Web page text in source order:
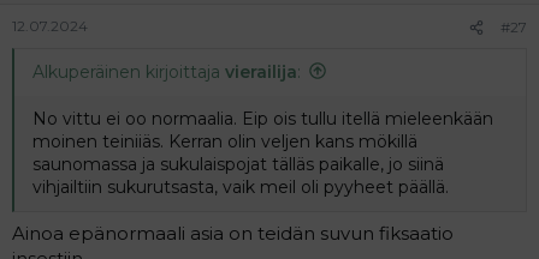
12.07.2024 #27
Alkuperäinen kirjoittaja vierailija:
No vittu ei oo normaalia. Eip ois tullu itellä mieleenkään
moinen teiniiäs. Kerran olin veljen kans mökillä
saunomassa ja sukulaispojat tälläs paikalle, jo siinä
vihjailtiin sukurutsasta, vaik meil oli pyyheet päällä.
Ainoa epänormaali asia on teidän suvun fiksaatio